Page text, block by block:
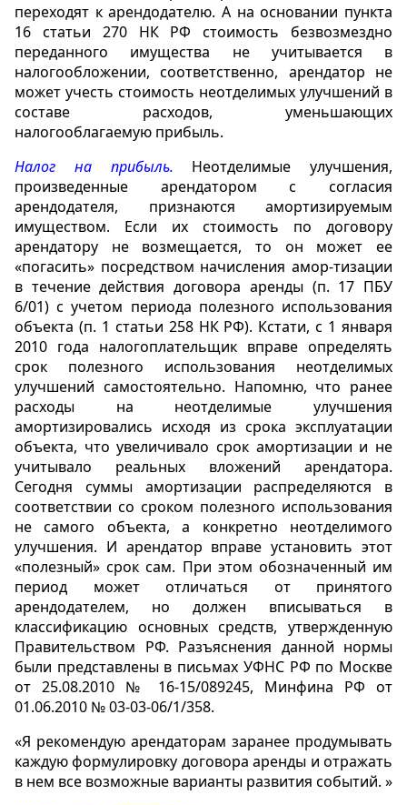
переходят к арендодателю. А на основании пункта
16 статьи 270 НК РФ стоимость безвозмездно
переданного имущества не учитывается в
налогообложении, соответственно, арендатор не
может учесть стоимость неотделимых улучшений в
составе расходов, уменьшающих
налогооблагаемую прибыль.
Налог на прибыль. Неотделимые улучшения,
произведенные арендатором с согласия
арендодателя, признаются амортизируемым
имуществом. Если их стоимость по договору
арендатору не возмещается, то он может ее
«погасить» посредством начисления амор-тизации
в течение действия договора аренды (п. 17 ПБУ
6/01) с учетом периода полезного использования
объекта (п. 1 статьи 258 НК РФ). Кстати, с 1 января
2010 года налогоплательщик вправе определять
срок полезного использования неотделимых
улучшений самостоятельно. Напомню, что ранее
расходы на неотделимые улучшения
амортизировались исходя из срока эксплуатации
объекта, что увеличивало срок амортизации и не
учитывало реальных вложений арендатора.
Сегодня суммы амортизации распределяются в
соответствии со сроком полезного использования
не самого объекта, а конкретно неотделимого
улучшения. И арендатор вправе установить этот
«полезный» срок сам. При этом обозначенный им
период может отличаться от принятого
арендодателем, но должен вписываться в
классификацию основных средств, утвержденную
Правительством РФ. Разъяснения данной нормы
были представлены в письмах УФНС РФ по Москве
от 25.08.2010 № 16-15/089245, Минфина РФ от
01.06.2010 № 03-03-06/1/358.
«Я рекомендую арендаторам заранее продумывать
каждую формулировку договора аренды и отражать
в нем все возможные варианты развития событий. »